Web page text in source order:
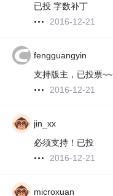
已投 字数补丁
2016-12-21
fengguangyin
支持版主，已投票~~
2016-12-21
jin_xx
必须支持！已投
2016-12-21
microxuan